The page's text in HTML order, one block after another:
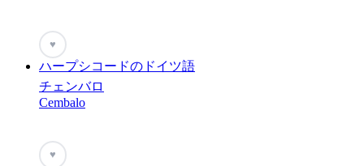
♥
ハープシコードのドイツ語
チェンバロ
Cembalo
♥